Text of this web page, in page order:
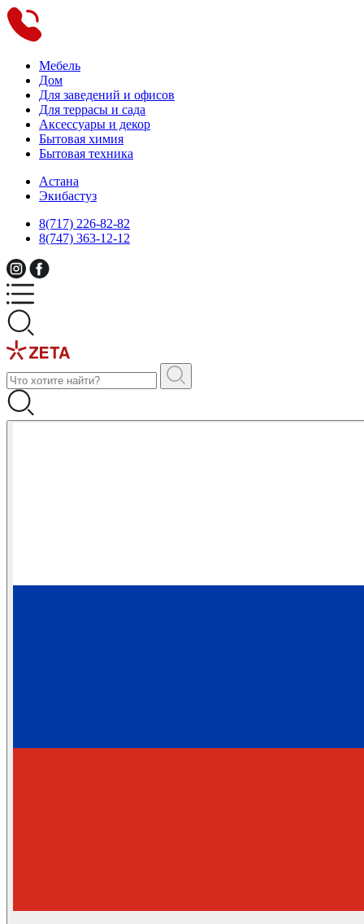
Мебель
Дом
Для заведений и офисов
Для террасы и сада
Аксессуары и декор
Бытовая химия
Бытовая техника
Астана
Экибастуз
8(717) 226-82-82
8(747) 363-12-12